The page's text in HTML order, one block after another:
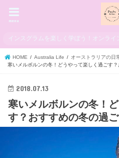
menu
インスグラムを楽しく学ぼう！オンライ
HOME Australia Life
オーストラリアの日
寒いメルボルンの冬！どうやって楽しく過ごす
2018.07.13
寒いメルボルンの冬！
す？おすすめの冬の過